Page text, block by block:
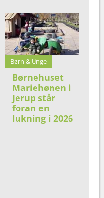
Børn & Unge
Børnehuset
Mariehønen i
Jerup står
foran en
lukning i 2026